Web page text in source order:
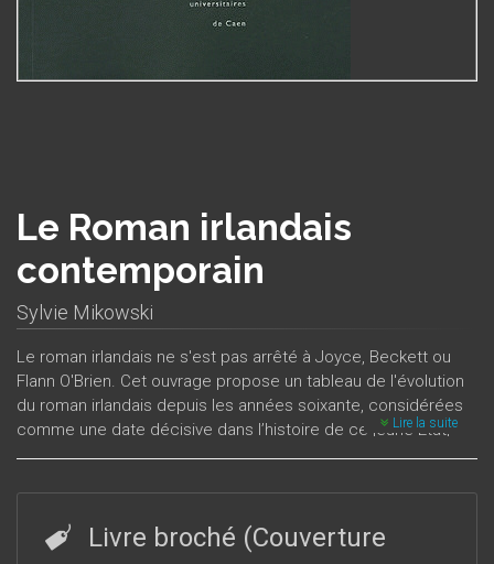
Le Roman irlandais
contemporain
Sylvie Mikowski
Le roman irlandais ne s'est pas arrêté à Joyce, Beckett ou
Flann O'Brien. Cet ouvrage propose un tableau de l'évolution
du roman irlandais depuis les années soixante, considérées
comme une date décisive dans l’histoire de ce jeune État,
devenu indépendant en 1922, et une République en 1949. En
avec l’héritage des Pères fondateurs, à savoir le nationalisme
puritain, conservateur et anti-intellectuel de « l’ère de Valera »,
Lire la suite
Livre broché (Couverture